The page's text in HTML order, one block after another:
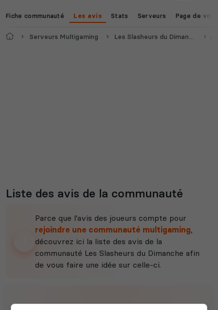
Fiche communauté Les avis Stats Serveurs Page de vote
AccueilServeurs Multigaming Les Slasheurs du Dimanche
Liste des avis de la communauté
Parce que l'avis des joueurs compte pour
rejoindre une communauté multigaming,
découvrez ici la liste des avis de la
communauté Les Slasheurs du Dimanche afin
de vous faire une idée sur celle-ci.